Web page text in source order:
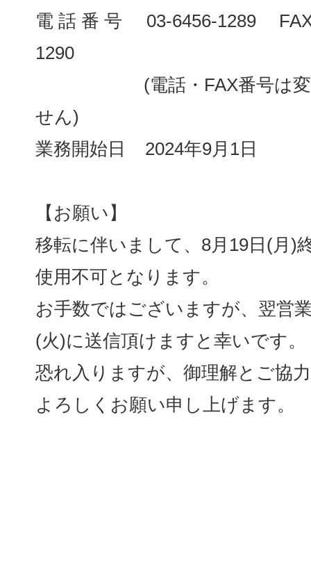
電 話 番 号 03-6456-1289
1290
(電話・FAX番号は変更
せん)
業務開始日 2024年9月1日
【お願い】
移転に伴いまして、8月19日(月)
使用不可となります。
お手数ではございますが、翌営
(火)に送信頂けますと幸いです。
恐れ入りますが、御理解とご協
よろしくお願い申し上げます。